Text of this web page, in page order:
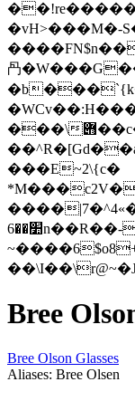
�vH>���M�-
冎
���\݋��c�� p4��|
���E~2\{c�
׺��6n��R��-'�������q4�յQ2
Bree
Bree Olson Glasses
Aliases: Bree Olsen